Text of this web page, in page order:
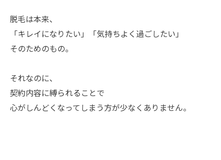
脱毛は本来、
「キレイになりたい」「気持ちよく過ごしたい」
そのためのもの。
それなのに、
契約内容に縛られることで
心がしんどくなってしまう方が少なくありません。